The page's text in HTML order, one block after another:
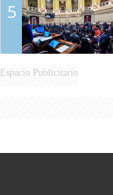
5
Espacio Publicitario